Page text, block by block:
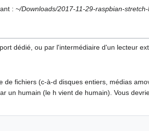
: ~/Downloads/2017-11-29-raspbian-
dédié, ou par l'intermédiaire d'un lecteur
fichiers (c-à-d disques entiers, médias
un humain (le h vient de humain). Vous